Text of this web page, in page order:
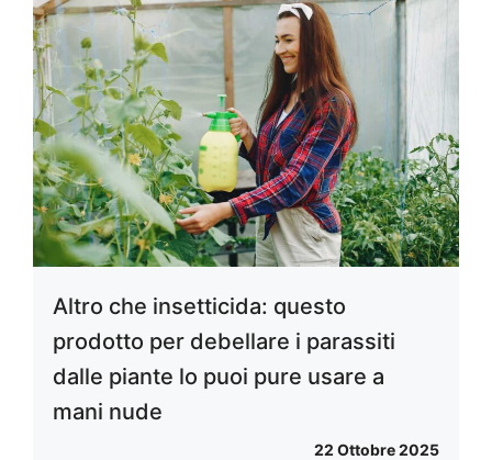
Altro che insetticida: questo
prodotto per debellare i parassiti
dalle piante lo puoi pure usare a
mani nude
22 Ottobre 2025